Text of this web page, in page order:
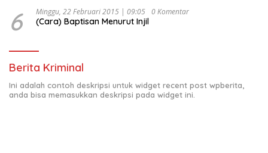
6 Minggu, 22 Februari 2015 | 09:05 0 Komentar
(Cara) Baptisan Menurut Injil
Berita Kriminal
Ini adalah contoh deskripsi untuk widget recent post wpberita,
anda bisa memasukkan deskripsi pada widget ini.